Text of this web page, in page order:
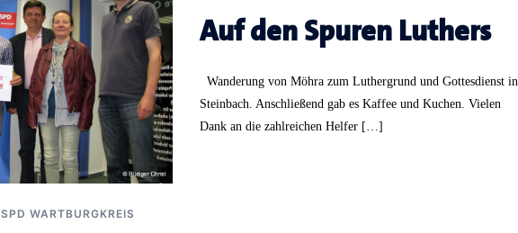
SPD WARTBURGKREIS
Auf den Spuren Luthers
Wanderung von Möhra zum Luthergrund und Gottesdienst in
Steinbach. Anschließend gab es Kaffee und Kuchen. Vielen
Dank an die zahlreichen Helfer […]